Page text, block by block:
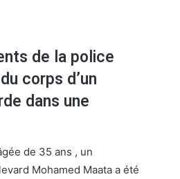
de la police
corps d’un
dans une
de 35 ans , un
Mohamed Maata a été